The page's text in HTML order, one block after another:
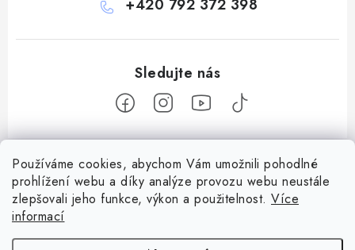
Používáme cookies, abychom Vám umožnili pohodlné
prohlížení webu a díky analýze provozu webu neustále
zlepšovali jeho funkce, výkon a použitelnost. Více
informací
+420 792 372 398
Z
Informace pro vás
Obchodní podmínky
Doprava a platba
Facebook